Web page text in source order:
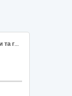
ДК 021:2015 03220000-9 Овочі, фрукти та горіхи (Перець солодкий свіжий, салат зелений свіжий листковий, салат зелений свіжий головчастий, печериці свіжі, буряк столовий свіжий, капуста білоголова свіжа, огірки свіжі, помідори свіжі)